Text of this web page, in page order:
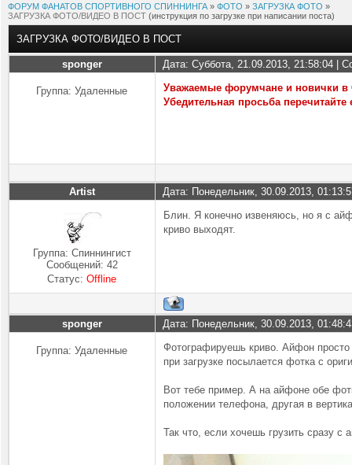
ФОРУМ ФАНАТОВ СПОРТИВНОГО СПИННИНГА » ФОТО » ЗАГРУЗКА ФОТО »
ЗАГРУЗКА ФОТО/ВИДЕО В ПОСТ (инструкция по загрузке при написании поста)
ЗАГРУЗКА ФОТО/ВИДЕО В ПОСТ
sponger Дата: Суббота, 21.09.2013, 21:58:04 |
Группа: Удаленные
Уважаемые форумчане и новички в
Убедительная просьба
Artist Дата: Понедельник, 30.09.2013,
Группа: Спиннингист
Сообщений: 42
Статус:Offline
Блин. Я конечно извеняюсь, но я с
криво выходят.
sponger Дата: Понедельник, 30.09.2013,
Группа: Удаленные
Фотографируешь криво. Айфон просто
при загрузке посылается фотка с
Вот тебе пример. А на айфоне обе
положении телефона, другая в
Так что, если хочешь грузить сразу